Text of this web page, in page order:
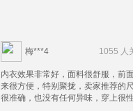
梅***4 1055 人
内衣效果非常好，面料很舒服，前
来很方便，特别聚拢，卖家推荐的
很准确，也没有任何异味，穿上很